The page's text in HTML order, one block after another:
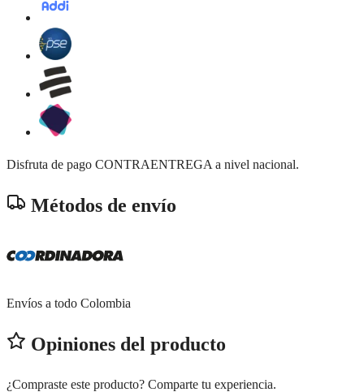
Disfruta de pago CONTRAENTREGA a nivel nacional.
Métodos de envío
Envíos a todo Colombia
Opiniones del producto
¿Compraste este producto? Comparte tu experiencia.